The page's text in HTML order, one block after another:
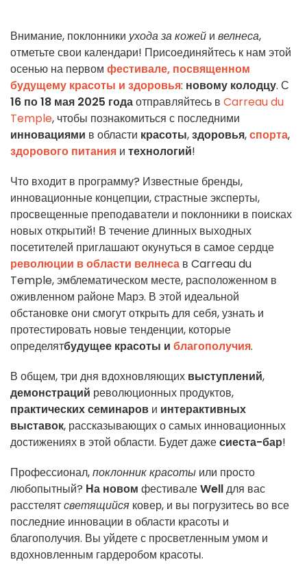
Внимание, поклонники ухода за кожей и велнеса,
отметьте свои календари! Присоединяйтесь к нам этой
осенью на первом фестивале, посвященном
будущему красоты и здоровья: новому колодцу. С
16 по 18 мая 2025 годаотправляйтесь в Carreau du
Temple, чтобы познакомиться с последними
инновациями в области красоты,здоровья,спорта,
здорового питания и технологий!
Что входит в программу? Известные бренды,
инновационные концепции, страстные эксперты,
просвещенные преподаватели и поклонники в поисках
новых открытий! В течение длинных выходных
посетителей приглашают окунуться в самое сердце
революции в области велнеса в Carreau du
Temple, эмблематическом месте, расположенном в
оживленном районе Марэ. В этой идеальной
обстановке они смогут открыть для себя, узнать и
протестировать новые тенденции, которые
определятбудущее красоты и благополучия.
В общем, три дня вдохновляющих выступлений,
демонстраций революционных продуктов,
практических семинаров и интерактивных
выставок, рассказывающих о самых инновационных
достижениях в этой области. Будет дажесиеста-бар!
Профессионал,поклонник красоты или просто
любопытный? На новом фестивалеWellдля вас
расстелятсветящийся ковер, и вы погрузитесь во все
последние инновации в области красоты и
благополучия. Вы уйдете с просветленным умом и
вдохновленным гардеробом красоты.